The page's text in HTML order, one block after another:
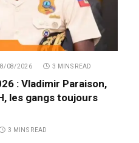
08/2026 3 MINS READ
: Vladimir Paraison,
les gangs toujours
3 MINS READ